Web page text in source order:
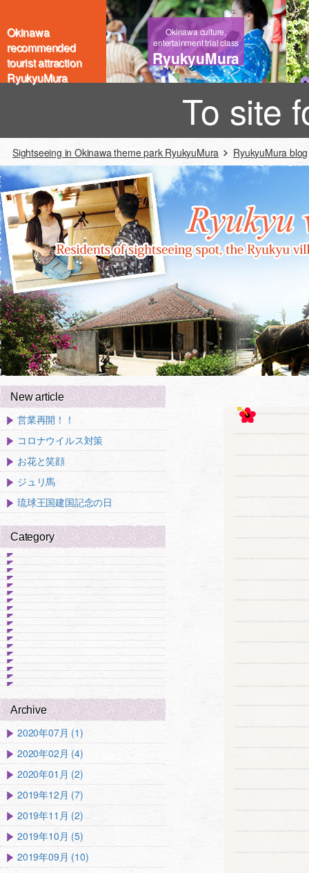
Okinawa
recommended
tourist attraction
RyukyuMura
Okinawa culture,
entertainment trial class
RyukyuMura
To site
Sightseeing in Okinawa theme park RyukyuMura RyukyuMura blog
New article
営業再開！！
コロナウイルス対策
お花と笑顔
ジュリ馬
琉球王国建国記念の日
Category
Archive
2020年07月 (1)
2020年02月 (4)
2020年01月 (2)
2019年12月 (7)
2019年11月 (2)
2019年10月 (5)
2019年09月 (10)